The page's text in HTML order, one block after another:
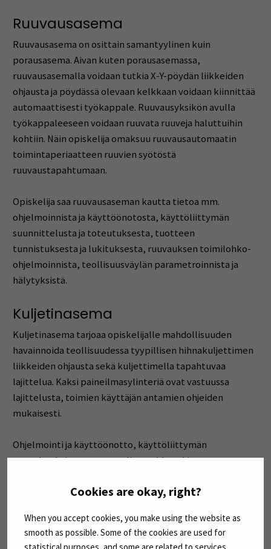
Cookies are okay, right?
When you accept cookies, you make using the website as
smooth as possible. Some of the cookies are used for
statistical purposes, and some are related to services
Ruuvausasema
Ruuvausasema on osittain samantyylinen kuin
porausasema. Aivan kuten porausasemassa,
ruuvausasemalla voidaan tutkia X-Y-pöydän liikkeiden
ohjausta ja pöydässä olevaan kelkkaan voidaan kiinnittää
automaattisesti työkappale. Ruuvausyksikön avulla
työkappaleeseen voidaan ruuvata ruuveja haluttuihin
kohtiin. Näin opiskelija omaksuu ruuvausautomaatin
toimintaperiaatteen ruuvien syötöstä
ruuvaustapahtumaan.
Opiskelija saa ruuvausaseman kautta tietoa mm.
ohjelmoinnista ja käyttöönotosta, käyttöliittymän
suunnittelusta ja toteutuksesta, tuotteen
tunnistuksesta ja lukituksesta, ruuvauksen toimilohko-
ohjelmoinnista, teollisuusväylän parametroinnista ja
hälytyksistä.
Kuljetinasema
Kuljetinasema tarjoaa opiskelijalle mahdollisuuden
havainnoida teollisuudessa tyypillisen hihnakuljettimen
liikkeiden ohjausta sekä kuljettimella tapahtuvaa
lajittelua. Kaksi paineilmasylinteriä ovat vastuussa
lajittelusta, toimien käyttäjän antamien ohjeiden
mukaisesti.
Ohjelmointi ja käyttöönotto, käyttöliittymän
suunnittelu ja toteutus, sylintereiden ohjaus
ovat keskeisimpiä asioita hyödynnettäessä
Samalla se tarjoaa valmiudet omaksua tietoa
toimilohko-ohjelmoinnista, teollisuusväylän